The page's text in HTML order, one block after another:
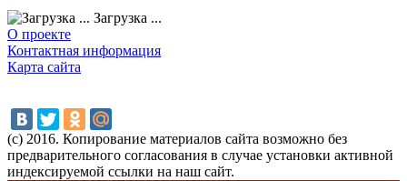
Загрузка ...
О проекте
Контактная информация
Карта сайта
(с) 2016. Копирование материалов сайта возможно без
предварительного согласования в случае установки активной
индексируемой ссылки на наш сайт.